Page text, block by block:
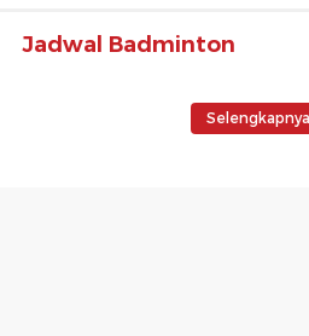
Jadwal Badminton
Selengkapnya